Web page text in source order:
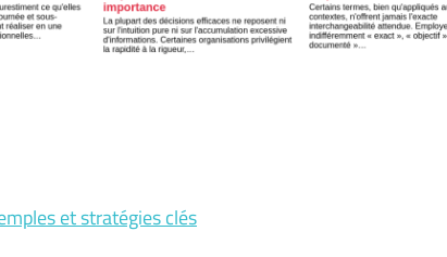
et stratégies clés